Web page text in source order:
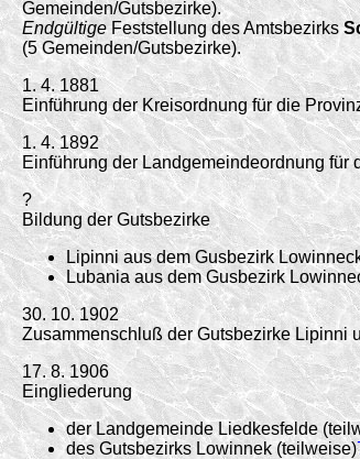
Gemeinden/Gutsbezirke).
EndgültigeFeststellung des Amtsbezirks
(5 Gemeinden/Gutsbezirke).
1. 4. 1881
Einführung der Kreisordnung für die
1. 4. 1892
Einführung der Landgemeindeordnung
?
Bildung der Gutsbezirke
Lipinni aus dem Gusbezirk
Lubania aus dem Gusbezirk
30. 10. 1902
Zusammenschluß der Gutsbezirke Lipinni
17. 8. 1906
Eingliederung
der Landgemeinde Liedkesfelde
des Gutsbezirks Lowinnek (teilweise)